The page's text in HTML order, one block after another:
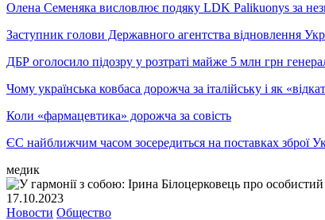
Олена Семеняка висловлює подяку LDK Palikuonys за
Заступник голови Державного агентства відновлення
ДБР оголосило підозру у розтраті майже 5 млн грн
Чому українська ковбаса дорожча за італійську і як
Коли «фармацевтика» дорожча за совість
ЄС найближчим часом зосередиться на поставках зброї
медик
17.10.2023
Новости Общество